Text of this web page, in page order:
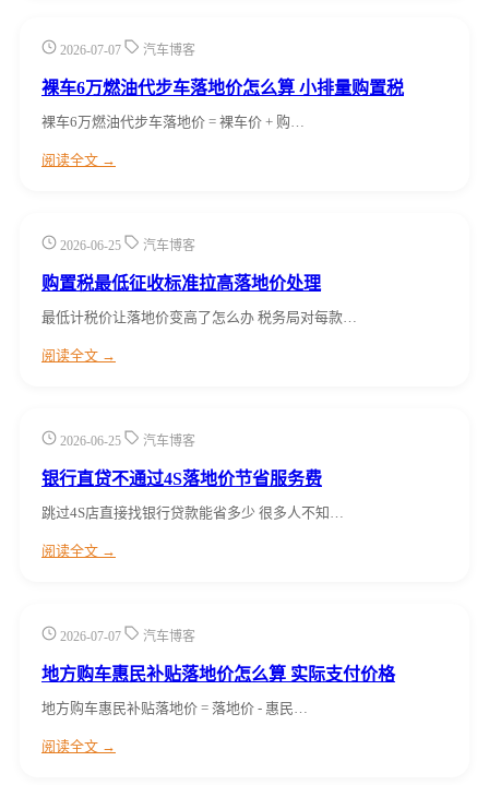
2026-07-07 汽车博客
裸车6万燃油代步车落地价怎么算 小排量购置税
裸车6万燃油代步车落地价 = 裸车价 + 购…
阅读全文 →
2026-06-25 汽车博客
购置税最低征收标准拉高落地价处理
最低计税价让落地价变高了怎么办 税务局对每款…
阅读全文 →
2026-06-25 汽车博客
银行直贷不通过4S落地价节省服务费
跳过4S店直接找银行贷款能省多少 很多人不知…
阅读全文 →
2026-07-07 汽车博客
地方购车惠民补贴落地价怎么算 实际支付价格
地方购车惠民补贴落地价 = 落地价 - 惠民…
阅读全文 →